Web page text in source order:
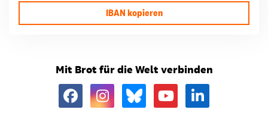
IBAN kopieren
Mit Brot für die Welt verbinden